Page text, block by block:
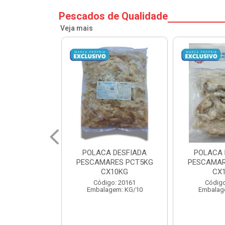
Pescados de Qualidade
Veja mais
POLACA DESFIADA
PESCAMARES PCT1KG
CX10KG
Código: 20162
Embalagem: KG/10
POSTA
1KG